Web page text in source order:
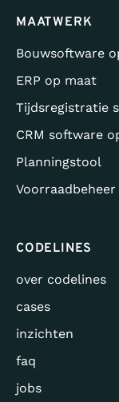
MAATWERK
Bouwsoftware
ERP op maat
Tijdsregistratie
CRM software
Planningstool
CODELINES
over codelines
cases
inzichten
faq
jobs